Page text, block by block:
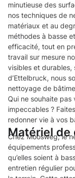
minutieuse des
nos techniques de
matériaux et au
méthodes à basse
efficacité, tout en
travail sur mesure
visibles et durables,
d’Ettelbruck, nous
nettoyage de
Qui ne souhaite pas
impeccables ?
redonner vie à vos
Matériel de
Chez Moosweg, le
équipements
qu’elles soient à
entretien régulier